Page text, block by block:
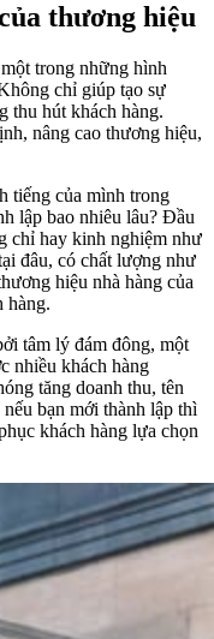
thương hiệu
trong những hình
chỉ giúp tạo sự
thu hút khách hàng.
nâng cao thương hiệu,
tiếng của mình trong
lập bao nhiêu lâu? Đầu
chỉ hay kinh nghiệm như
đâu, có chất lượng như
hiệu nhà hàng của
hàng.
tâm lý đám đông, một
nhiều khách hàng
tăng doanh thu, tên
bạn mới thành lập thì
khách hàng lựa chọn